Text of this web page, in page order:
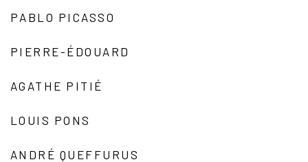
PABLO PICASSO
PIERRE-ÉDOUARD
AGATHE PITIÉ
LOUIS PONS
ANDRÉ QUEFFURUS